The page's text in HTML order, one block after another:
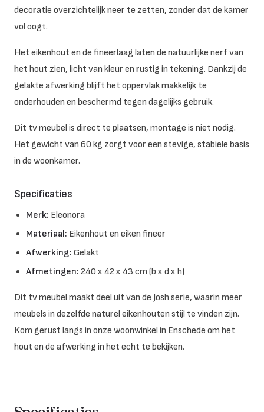
decoratie overzichtelijk neer te zetten, zonder dat de kamer
vol oogt.
Het eikenhout en de fineerlaag laten de natuurlijke nerf van
het hout zien, licht van kleur en rustig in tekening. Dankzij de
gelakte afwerking blijft het oppervlak makkelijk te
onderhouden en beschermd tegen dagelijks gebruik.
Dit tv meubel is direct te plaatsen, montage is niet nodig.
Het gewicht van 60 kg zorgt voor een stevige, stabiele basis
in de woonkamer.
Specificaties
Merk: Eleonora
Materiaal: Eikenhout en eiken fineer
Afwerking: Gelakt
Afmetingen: 240 x 42 x 43 cm (b x d x h)
Dit tv meubel maakt deel uit van de Josh serie, waarin meer
meubels in dezelfde naturel eikenhouten stijl te vinden zijn.
Kom gerust langs in onze woonwinkel in Enschede om het
hout en de afwerking in het echt te bekijken.